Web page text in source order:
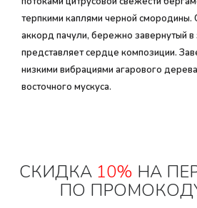
терпкими каплями черной смородины.
аккорд пачули, бережно завернутый
представляет сердце композиции.
низкими вибрациями агарового
восточного мускуса.
СКИДКА 10% НА
ПО